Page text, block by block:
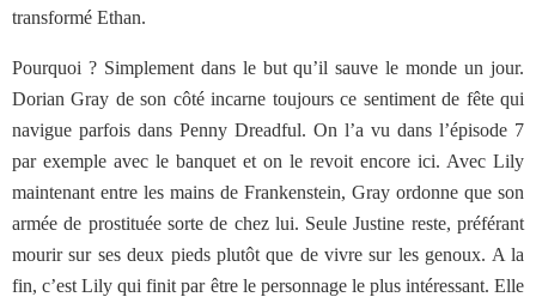
transformé Ethan.
Pourquoi ? Simplement dans le but qu’il sauve le monde un jour.
Dorian Gray de son côté incarne toujours ce sentiment de fête qui
navigue parfois dans Penny Dreadful. On l’a vu dans l’épisode 7
par exemple avec le banquet et on le revoit encore ici. Avec Lily
maintenant entre les mains de Frankenstein, Gray ordonne que son
armée de prostituée sorte de chez lui. Seule Justine reste, préférant
mourir sur ses deux pieds plutôt que de vivre sur les genoux. A la
fin, c’est Lily qui finit par être le personnage le plus intéressant. Elle